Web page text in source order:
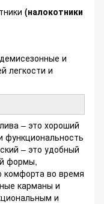
(налокотники
и
легкости и
– это хороший
функциональность
– это удобный
формы,
комфорта во время
карманы и
и